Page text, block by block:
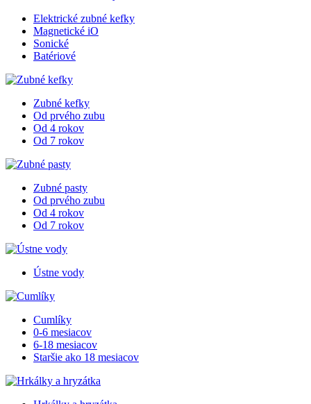
Elektrické zubné kefky
Magnetické iO
Sonické
Batériové
Zubné kefky
Od prvého zubu
Od 4 rokov
Od 7 rokov
Zubné pasty
Od prvého zubu
Od 4 rokov
Od 7 rokov
Ústne vody
Cumlíky
0-6 mesiacov
6-18 mesiacov
Staršie ako 18 mesiacov